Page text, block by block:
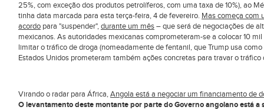
25%, com exceção dos produtos petrolíferos, com uma taxa de 10%), ao
tinha data marcada para esta terça-feira, 4 de fevereiro. Mas começa com
acordo para "suspender",durante um mês– que será de negociações de
mexicanos. As autoridades mexicanas comprometeram-se a colocar 10
limitar o tráfico de droga (nomeadamente de fentanil, que Trump usa
Estados Unidos prometeram também ações concretas para travar o
Virando o radar para África,Angola está a negociar um financiamento de
O levantamento deste montante por parte do Governo angolano está a